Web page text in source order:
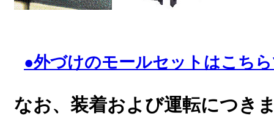
●外づけのモールセットはこち
なお、装着および運転につき